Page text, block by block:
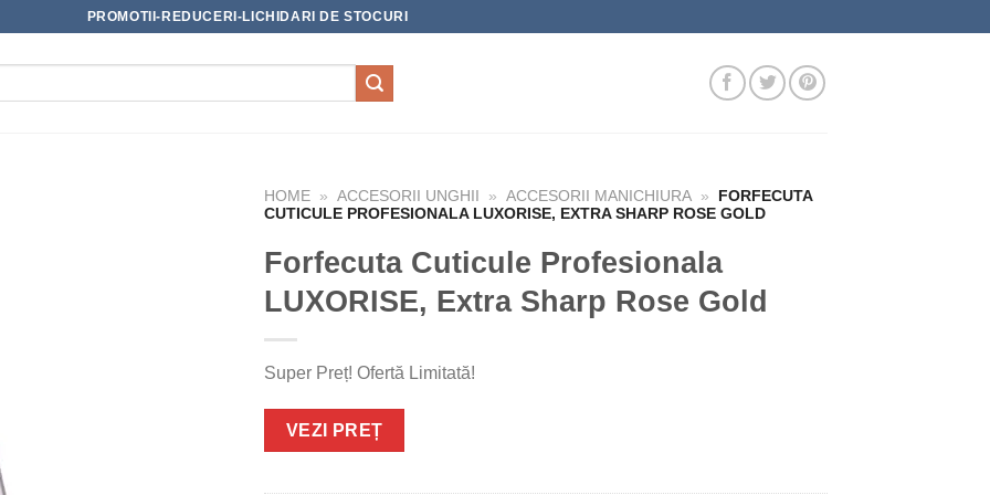
PROMOTII-REDUCERI-LICHIDARI DE STOCURI
HOME » ACCESORII UNGHII » ACCESORII MANICHIURA »
FORFECUTA
CUTICULE PROFESIONALA LUXORISE, EXTRA SHARP ROSE GOLD
Forfecuta Cuticule Profesionala
LUXORISE, Extra Sharp Rose Gold
Super Preț! Ofertă Limitată!
VEZI PREȚ